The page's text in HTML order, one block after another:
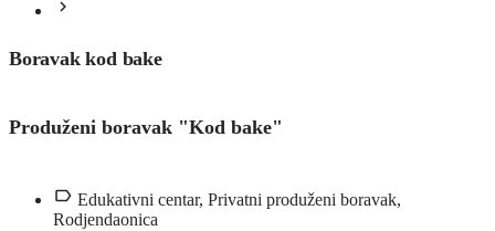
Boravak kod bake
Produženi boravak "Kod bake"
Edukativni centar, Privatni produženi boravak,
Rodjendaonica